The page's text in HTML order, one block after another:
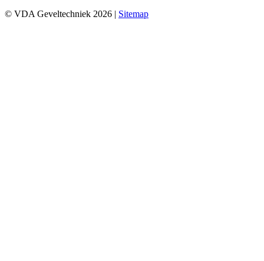
© VDA Geveltechniek 2026 | Sitemap